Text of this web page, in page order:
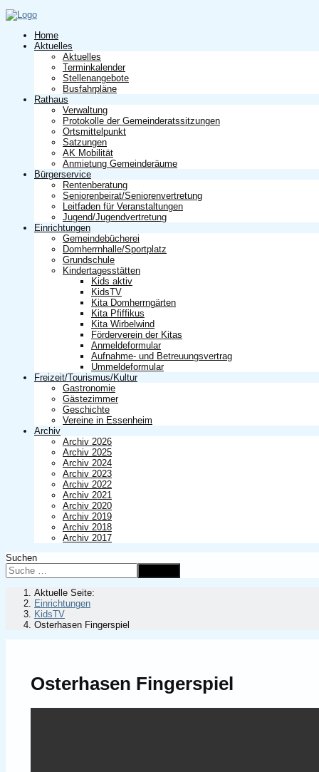
Home
Aktuelles
Aktuelles
Terminkalender
Stellenangebote
Busfahrpläne
Rathaus
Verwaltung
Protokolle der Gemeinderatssitzungen
Ortsmittelpunkt
Satzungen
AK Mobilität
Anmietung Gemeinderäume
Bürgerservice
Rentenberatung
Seniorenbeirat/Seniorenvertretung
Leitfaden für Veranstaltungen
Jugend/Jugendvertretung
Einrichtungen
Gemeindebücherei
Domherrnhalle/Sportplatz
Grundschule
Kindertagesstätten
Kids aktiv
KidsTV
Kita Domherrngärten
Kita Pfiffikus
Kita Wirbelwind
Förderverein der Kitas
Anmeldeformular
Aufnahme- und Betreuungsvertrag
Ummeldeformular
Freizeit/Tourismus/Kultur
Gastronomie
Gästezimmer
Geschichte
Vereine in Essenheim
Archiv
Archiv 2026
Archiv 2025
Archiv 2024
Archiv 2023
Archiv 2022
Archiv 2021
Archiv 2020
Archiv 2019
Archiv 2018
Archiv 2017
Suchen
Aktuelle Seite:
Einrichtungen
KidsTV
Osterhasen Fingerspiel
Osterhasen Fingerspiel